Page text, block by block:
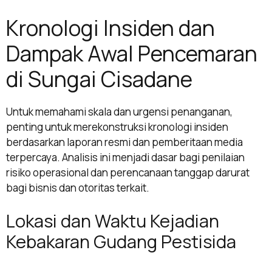
Kronologi Insiden dan
Dampak Awal Pencemaran
di Sungai Cisadane
Untuk memahami skala dan urgensi penanganan,
penting untuk merekonstruksi kronologi insiden
berdasarkan laporan resmi dan pemberitaan media
terpercaya. Analisis ini menjadi dasar bagi penilaian
risiko operasional dan perencanaan tanggap darurat
bagi bisnis dan otoritas terkait.
Lokasi dan Waktu Kejadian
Kebakaran Gudang Pestisida